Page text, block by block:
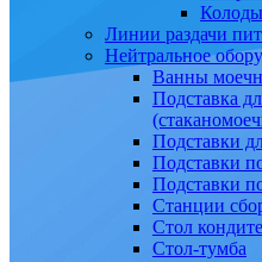
Линии раздачи
Нейтральное
Ванны
Подставка
Подставки
Подставки
Подставки
Станции
Стол
Стол-тумба